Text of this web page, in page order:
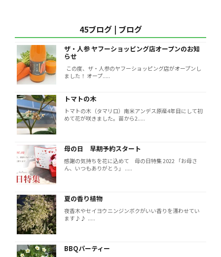
45ブログ | ブログ
ザ・人参 ヤフーショッピング店オープンのお知
らせ
この度、ザ・人参のヤフーショッピング店がオープンし
ました！ オープ.....
トマトの木
トマトの木（タマリロ）南米アンデス原産4年目にして初
めて花が咲きました。苗から2.....
母の日 早期予約スタート
感謝の気持ちを花に込めて 母の日特集 2022 「お母さ
ん、いつもありがとう」 .....
夏の香り植物
夜香木やセイヨウニンジンボクがいい香りを漂わせてい
ます♪♪ .....
BBQパーティー